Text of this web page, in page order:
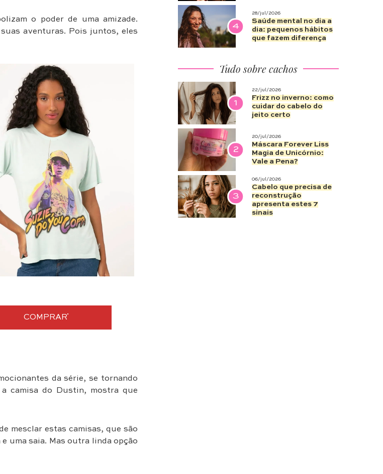
o poder de uma amizade.
aventuras. Pois juntos, eles
COMPRAR
da série, se tornando
camisa do Dustin, mostra que
mesclar estas camisas, que são
uma saia. Mas outra linda opção
4
28/jul/2026
Saúde mental no dia a
dia: pequenos hábitos
que fazem diferença
Tudo sobre cachos
1
22/jul/2026
Frizz no inverno: como
cuidar do cabelo do
jeito certo
2
20/jul/2026
Máscara Forever Liss
Magia de Unicórnio:
Vale a Pena?
3
06/jul/2026
Cabelo que precisa de
reconstrução
apresenta estes 7
sinais